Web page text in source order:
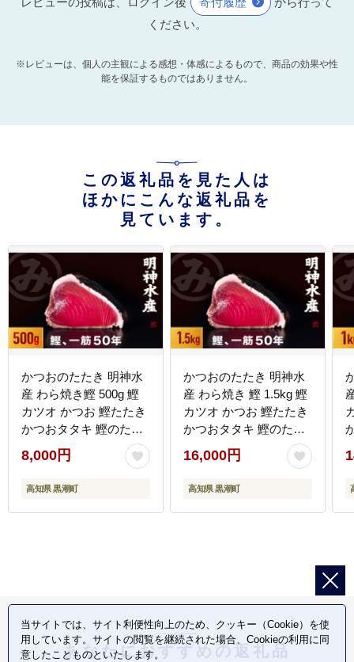
ください。
※レビューは、個人の主観による感想・体感によるもので、商品の効果や性
能を保証するものではありません。
この返礼品を見た人は
ほかにこんな返礼品を
見ています。
かつおのたたき 明神水
産 わら焼き鰹 500g 鰹
カツオ かつお 鰹たたき
かつおタタキ 鰹のたた
き かつおのタタキ 藁焼
き わら焼き 魚 さかな
海鮮 刺身 お刺身 冷凍
ご当地 本場 高知 黒潮町
供 父の日 ギフト プレゼ
ント[1669]
8,000円
高知県 黒潮町
かつおのたたき 明神水
産 わら焼き 鰹 1.5kg 鰹
カツオ かつお 鰹たたき
かつおタタキ 鰹のたた
き かつおのタタキ 藁焼
き わら焼き 魚 さかな
海鮮 刺身 お刺身 冷凍
ご当地 本場 高知 黒潮町
日 プレゼント ギフト
[1697]
16,000円
高知県 黒潮町
あなたにおすすめの返礼品
当サイトでは、サイト利便性向上のため、クッキー（Cookie）を使
用しています。サイトの閲覧を継続された場合、Cookieの利用に同
意したことものといたします。